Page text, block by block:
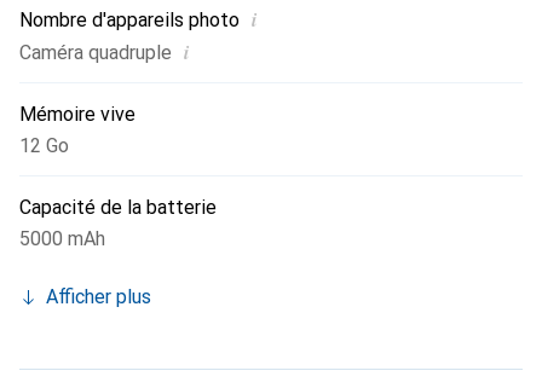
Nombre d'appareils photo i
Caméra quadruple i
Mémoire vive
12 Go
Capacité de la batterie
5000 mAh
Afficher plus